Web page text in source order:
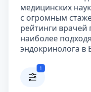
медицинских
с огромным
рейтинги врачей
наиболее
эндокринолога в
1